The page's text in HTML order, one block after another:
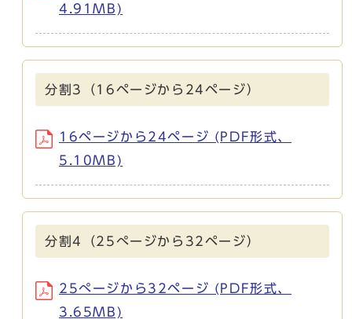
4.91MB)
分割3（16ページから24ページ）
16ページから24ページ (PDF形式、
5.10MB)
分割4（25ぺージから32ページ）
25ぺージから32ページ (PDF形式、
3.65MB)